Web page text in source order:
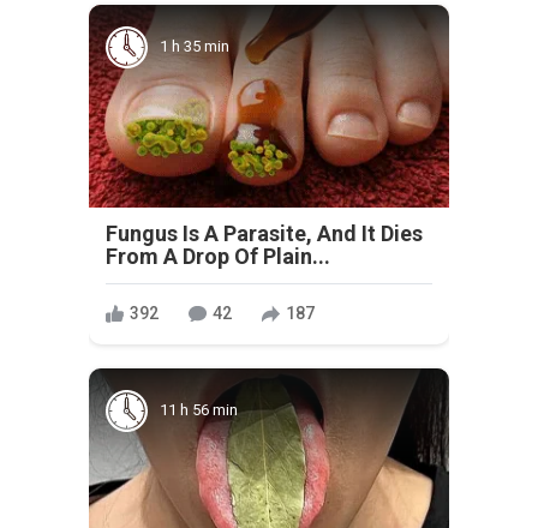
1 h 35 min
Fungus Is A Parasite, And It Dies
From A Drop Of Plain...
392 42 187
11 h 56 min